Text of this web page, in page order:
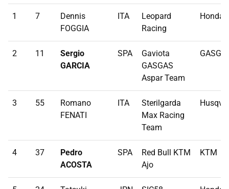
1 7
Dennis
FOGGIA
ITA
Leopard
Racing
Honda
2 11
Sergio
GARCIA
SPA
Gaviota
GASGAS
Aspar Team
3 55
Romano
FENATI
ITA
Sterilgarda
Max Racing
Team
4 37
Pedro
ACOSTA
SPA
Red Bull KTM
Ajo
KTM